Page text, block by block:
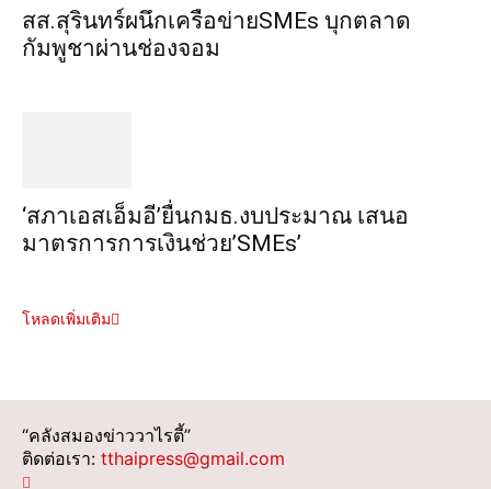
สส.สุรินทร์ผนึกเครือข่ายSMEs บุกตลาด
กัมพูชาผ่านช่องจอม
‘สภาเอสเอ็มอี’ยื่นกมธ.งบประมาณ เสนอ
มาตรการการเงินช่วย’SMEs’
โหลดเพิ่มเติม
“คลังสมองข่าววาไรตี้”
ติดต่อเรา: tthaipress@gmail.com